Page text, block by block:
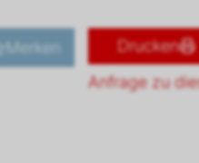
Merken
Drucken
Anfrage zu